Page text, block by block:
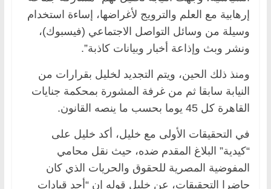
إرهابية مع العلم والترويج لأغراضها، إساءة استخدام
وسيلة من وسائل التواصل الاجتماعي (فيسبوك)،
ونشر وبث وإذاعة أخبار وبيانات كاذبة”.
ومنذ ذلك الحين، ويتم التجديد لخليل بقرارات من
النيابة سابقا ثم من غرفة المشورة بمحكمة جنايات
القاهرة كل 45 يوما بحسب ما ينصه القانون.
في التحقيقات الأولى مع خليل، أكد خليل على
“كيدية” البلاغ المقدم ضده، حيث نقل محامي
المفوضية المصرية للحقوق والحريات الذي كان
حاضرا التحقيقات، عن خليل قوله إن “أحد قيادات